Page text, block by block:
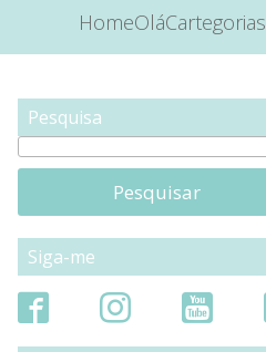
HomeOláCartegorias
Pesquisa
Pesquisar
Siga-me